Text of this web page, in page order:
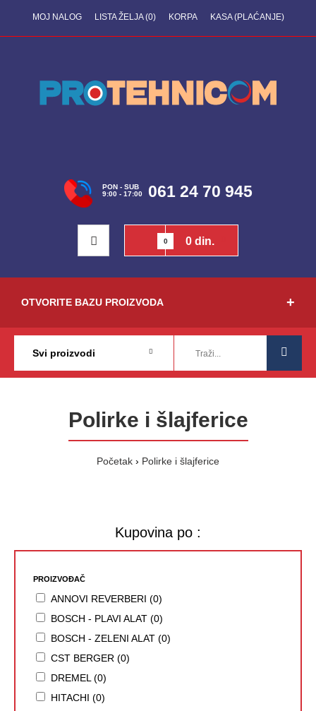
MOJ NALOG LISTA ŽELJA (0) KORPA KASA (PLAĆANJE)
PON - SUB
9:00 - 17:00
061 24 70 945
0 0 din.
OTVORITE BAZU PROIZVODA
Polirke i šlajferice
Početak Polirke i šlajferice
Kupovina po :
PROIZVOĐAČ
ANNOVI REVERBERI (0)
BOSCH - PLAVI ALAT (0)
BOSCH - ZELENI ALAT (0)
CST BERGER (0)
DREMEL (0)
HITACHI (0)